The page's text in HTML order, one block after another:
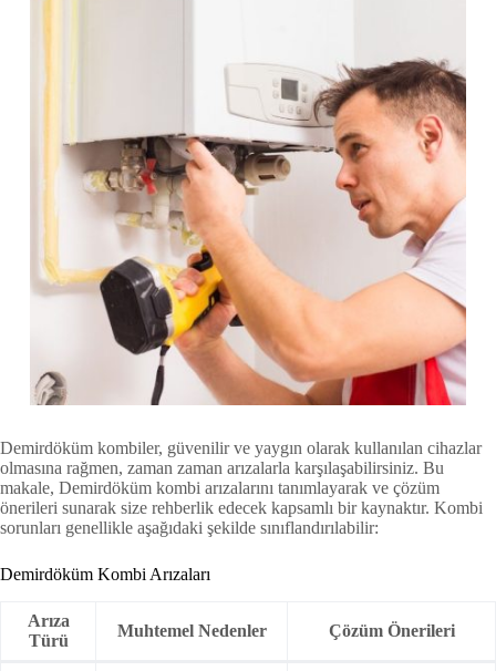
Demirdöküm kombiler, güvenilir ve yaygın olarak kullanılan cihazlar
olmasına rağmen, zaman zaman arızalarla karşılaşabilirsiniz. Bu
makale, Demirdöküm kombi arızalarını tanımlayarak ve çözüm
önerileri sunarak size rehberlik edecek kapsamlı bir kaynaktır. Kombi
sorunları genellikle aşağıdaki şekilde sınıflandırılabilir:
Demirdöküm Kombi Arızaları
Arıza
Türü
Muhtemel Nedenler Çözüm Önerileri